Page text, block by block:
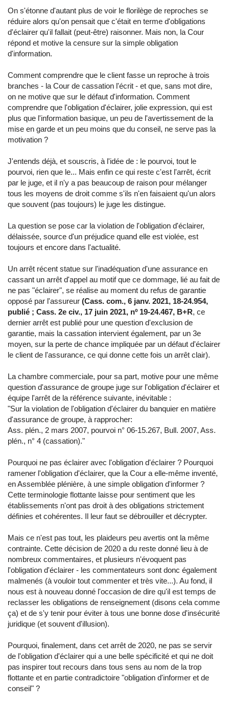
On s'étonne d'autant plus de voir le florilège de reproches se
réduire alors qu'on pensait que c'était en terme d'obligations
d'éclairer qu'il fallait (peut-être) raisonner. Mais non, la Cour
répond et motive la censure sur la simple obligation
d'information.
Comment comprendre que le client fasse un reproche à trois
branches - la Cour de cassation l'écrit - et que, sans mot dire,
on ne motive que sur le défaut d'information. Comment
comprendre que l'obligation d'éclairer, jolie expression, qui est
plus que l'information basique, un peu de l'avertissement de la
mise en garde et un peu moins que du conseil, ne serve pas la
motivation ?
J'entends déjà, et souscris, à l'idée de : le pourvoi, tout le
pourvoi, rien que le... Mais enfin ce qui reste c'est l'arrêt, écrit
par le juge, et il n'y a pas beaucoup de raison pour mélanger
tous les moyens de droit comme s'ils n'en faisaient qu'un alors
que souvent (pas toujours) le juge les distingue.
La question se pose car la violation de l'obligation d'éclairer,
délaissée, source d'un préjudice quand elle est violée, est
toujours et encore dans l'actualité.
Un arrêt récent statue sur l'inadéquation d'une assurance en
cassant un arrêt d'appel au motif que ce dommage, lié au fait de
ne pas "éclairer", se réalise au moment du refus de garantie
opposé par l'assureur (Cass. com., 6 janv. 2021, 18-24.954,
publié ; Cass. 2e civ., 17 juin 2021, nº 19-24.467, B+R, ce
dernier arrêt est publié pour une question d'exclusion de
garantie, mais la cassation intervient également, par un 3e
moyen, sur la perte de chance impliquée par un défaut d'éclairer
le client de l'assurance, ce qui donne cette fois un arrêt clair).
La chambre commerciale, pour sa part, motive pour une même
question d'assurance de groupe juge sur l'obligation d'éclairer et
équipe l'arrêt de la référence suivante, inévitable :
"Sur la violation de l'obligation d'éclairer du banquier en matière
d'assurance de groupe, à rapprocher:
Ass. plén., 2 mars 2007, pourvoi n° 06-15.267, Bull. 2007, Ass.
plén., n° 4 (cassation)."
Pourquoi ne pas éclairer avec l'obligation d'éclairer ? Pourquoi
ramener l'obligation d'éclairer, que la Cour a elle-même inventé,
en Assemblée plénière, à une simple obligation d'informer ?
Cette terminologie flottante laisse pour sentiment que les
établissements n'ont pas droit à des obligations strictement
définies et cohérentes. Il leur faut se débrouiller et décrypter.
Mais ce n'est pas tout, les plaideurs peu avertis ont la même
contrainte. Cette décision de 2020 a du reste donné lieu à de
nombreux commentaires, et plusieurs n'évoquent pas
l'obligation d'éclairer - les commentateurs sont donc également
malmenés (à vouloir tout commenter et très vite...). Au fond, il
nous est à nouveau donné l'occasion de dire qu'il est temps de
reclasser les obligations de renseignement (disons cela comme
ça) et de s'y tenir pour éviter à tous une bonne dose d'insécurité
juridique (et souvent d'illusion).
Pourquoi, finalement, dans cet arrêt de 2020, ne pas se servir
de l'obligation d'éclairer qui a une belle spécificité et qui ne doit
pas inspirer tout recours dans tous sens au nom de la trop
flottante et en partie contradictoire "obligation d'informer et de
conseil" ?